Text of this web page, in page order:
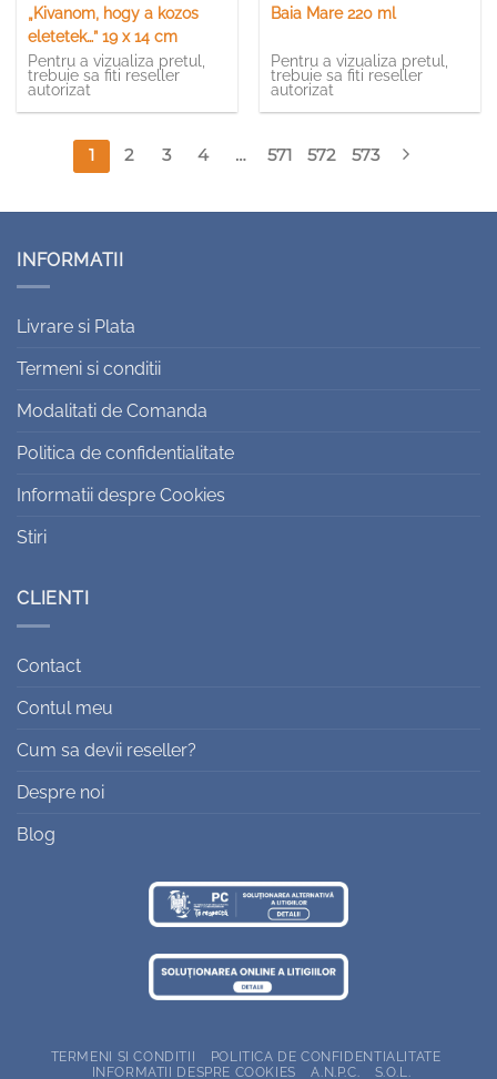
„Kivanom, hogy a kozos
eletetek…” 19 x 14 cm
Pentru a vizualiza pretul,
trebuie sa fiti reseller
autorizat
Baia Mare 220 ml
Pentru a vizualiza pretul,
trebuie sa fiti reseller
autorizat
1 2 3 4 … 571 572 573
INFORMATII
Livrare si Plata
Termeni si conditii
Modalitati de Comanda
Politica de confidentialitate
Informatii despre Cookies
Stiri
CLIENTI
Contact
Contul meu
Cum sa devii reseller?
Despre noi
Blog
TERMENI SI CONDITII
POLITICA DE CONFIDENTIALITATE
INFORMATII DESPRE COOKIES
A.N.P.C. S.O.L.